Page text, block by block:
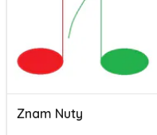
Znam Nuty